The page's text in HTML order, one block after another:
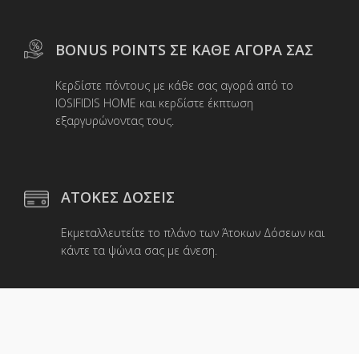
BONUS POINTS ΣΕ ΚΑΘΕ ΑΓΟΡΑ ΣΑΣ
Κερδίστε πόντους με κάθε σας αγορά από το
IOSIFIDIS HOME και κερδίστε έκπτωση
εξαργυρώνοντας τους.
ΑΤΟΚΕΣ ΔΟΣΕΙΣ
Εκμεταλλευτείτε το πλάνο των Άτοκων Δόσεων και
κάντε τα ψώνια σας με άνεση.